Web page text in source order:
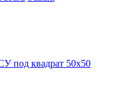
под квадрат 50х50